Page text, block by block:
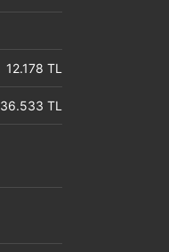
12.178 TL
36.533 TL